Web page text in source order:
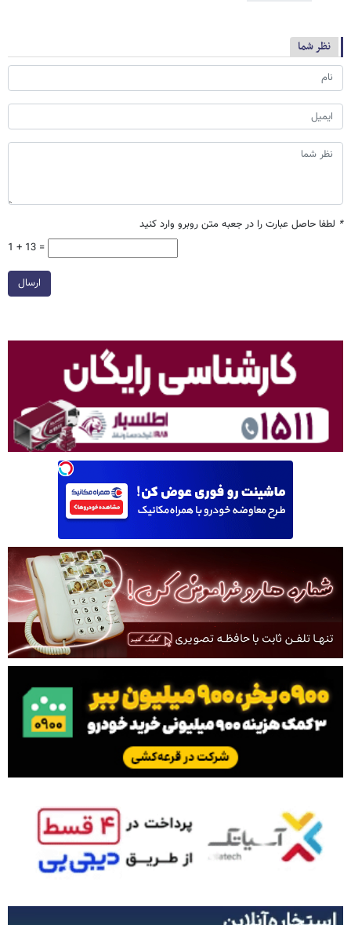
نظر شما
* لطفا حاصل عبارت را در جعبه متن روبرو وارد کنید
1 + 13 =
ارسال